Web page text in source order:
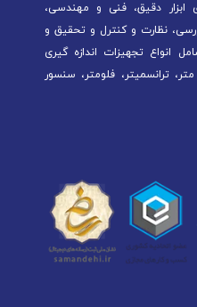
ابزار دقیق، فنی و مهندسی،
نظارت و کنترل و تحقیق و
انواع تجهیزات اندازه گیری
ترانسمیتر، فلومتر، سنسور